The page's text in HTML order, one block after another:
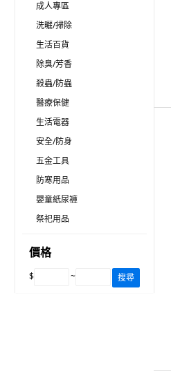
成人專區
洗曬/掃除
生活百貨
除臭/芳香
殺蟲/防蟲
醫療保健
生活電器
安全/防身
五金工具
防寒用品
嬰童紙尿褲
祭祀用品
價格
$ ~ 搜尋